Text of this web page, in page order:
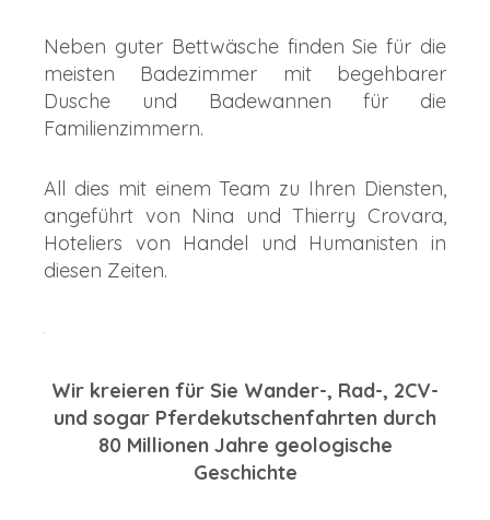
Neben guter Bettwäsche finden Sie für die
meisten Badezimmer mit begehbarer
Dusche und Badewannen für die
Familienzimmern.
All dies mit einem Team zu Ihren Diensten,
angeführt von Nina und Thierry Crovara,
Hoteliers von Handel und Humanisten in
diesen Zeiten.
Wir kreieren für Sie Wander-, Rad-, 2CV-
und sogar Pferdekutschenfahrten durch
80 Millionen Jahre geologische
Geschichte